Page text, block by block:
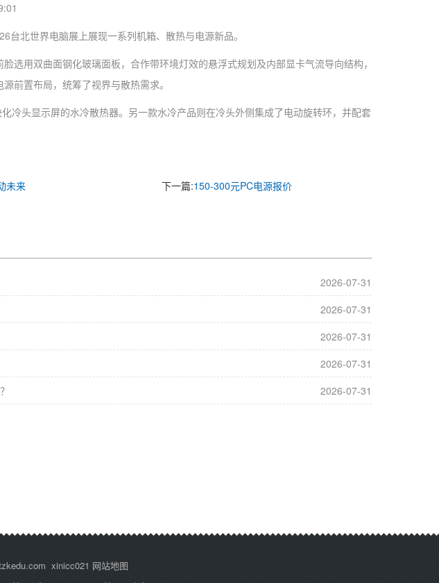
北世界电脑展上展现一系列机箱、散热与电源新品。
用双曲面钢化玻璃面板，合作带环境灯效的悬浮式规划及内部显卡气流导向结构，
前置布局，统筹了视界与散热需求。
头显示屏的水冷散热器。另一款水冷产品则在冷头外侧集成了电动旋转环，并配套
未来 下一篇:150-300元PC电源报价
2026-07-31
2026-07-31
2026-07-31
2026-07-31
2026-07-31
xinicc021 网站地图